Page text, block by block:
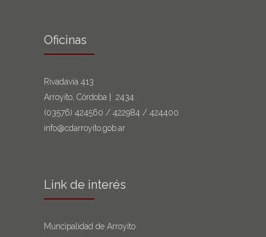
Oficinas
Rivadavia 413
Arroyito, Córdoba | 2434
(03576) 424560 / 422984 / 424400
info@cdarroyito.gob.ar
Link de interés
Muncipalidad de Arroyito